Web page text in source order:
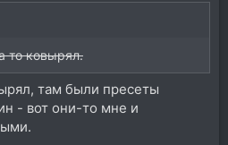
то ковырял.
там были пресеты
- вот они-то мне и